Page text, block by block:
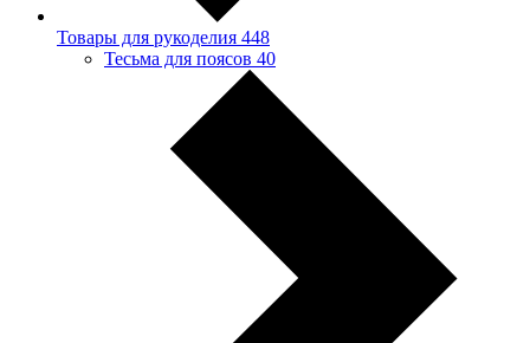
Товары для рукоделия 448
Тесьма для поясов 40